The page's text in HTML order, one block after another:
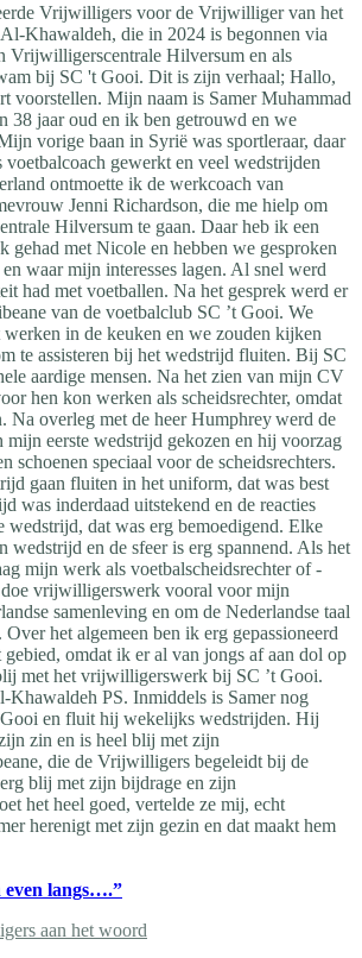
Vrijwilligers voor de Vrijwilliger van het
Khawaldeh, die in 2024 is begonnen via
Vrijwilligerscentrale Hilversum en als
bij SC 't Gooi. Dit is zijn verhaal; Hallo,
voorstellen. Mijn naam is Samer Muhammad
38 jaar oud en ik ben getrouwd en we
vorige baan in Syrië was sportleraar, daar
voetbalcoach gewerkt en veel wedstrijden
ontmoette ik de werkcoach van
Jenni Richardson, die me hielp om
Hilversum te gaan. Daar heb ik een
gehad met Nicole en hebben we gesproken
waar mijn interesses lagen. Al snel werd
had met voetballen. Na het gesprek werd er
van de voetbalclub SC ’t Gooi. We
werken in de keuken en we zouden kijken
te assisteren bij het wedstrijd fluiten. Bij SC
aardige mensen. Na het zien van mijn CV
hen kon werken als scheidsrechter, omdat
Na overleg met de heer Humphrey werd de
mijn eerste wedstrijd gekozen en hij voorzag
schoenen speciaal voor de scheidsrechters.
gaan fluiten in het uniform, dat was best
was inderdaad uitstekend en de reacties
wedstrijd, dat was erg bemoedigend. Elke
wedstrijd en de sfeer is erg spannend. Als het
mijn werk als voetbalscheidsrechter of -
vrijwilligerswerk vooral voor mijn
samenleving en om de Nederlandse taal
Over het algemeen ben ik erg gepassioneerd
omdat ik er al van jongs af aan dol op
met het vrijwilligerswerk bij SC ’t Gooi.
Khawaldeh PS. Inmiddels is Samer nog
en fluit hij wekelijks wedstrijden. Hij
zin en is heel blij met zijn
die de Vrijwilligers begeleidt bij de
blij met zijn bijdrage en zijn
het heel goed, vertelde ze mij, echt
herenigt met zijn gezin en dat maakt hem
even langs….”
aan het woord